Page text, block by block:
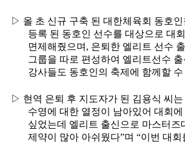
▷ 올 초 신규 구축 된 대한체육회 동호인
등록 된 동호인 선수를 대상으로 대회
면제해줬으며 , 은퇴한 엘리트 선수
그룹을 따로 편성하여 엘리트선수
강사들도 동호인의 축제에 함께할
▷ 현역 은퇴 후 지도자가 된 김용식 씨는
수영에 대한 열정이 남아있어 대회에
싶었는데 엘리트 출신으로 마스터즈
제약이 많아 아쉬웠다”며“이번 대회